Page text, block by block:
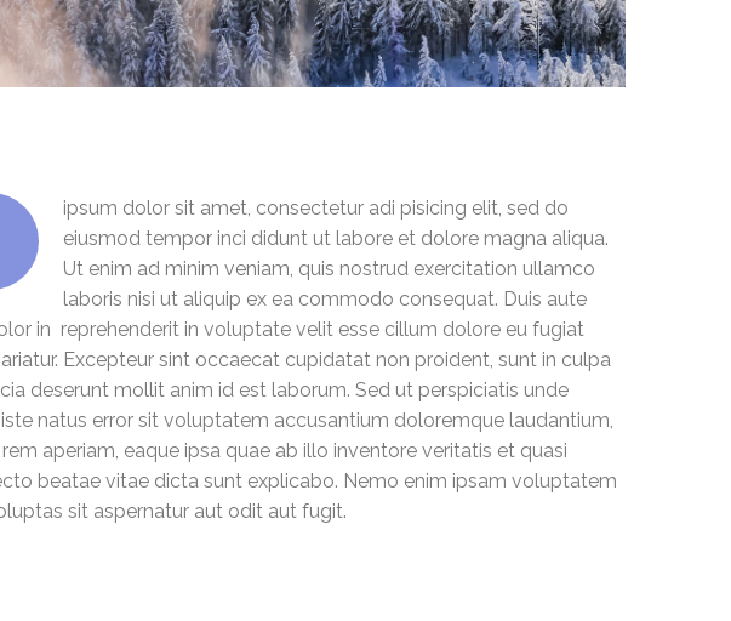
ipsum dolor sit amet, consectetur adi pisicing elit, sed do
eiusmod tempor inci didunt ut labore et dolore magna aliqua.
Ut enim ad minim veniam, quis nostrud exercitation ullamco
laboris nisi ut aliquip ex ea commodo consequat. Duis aute
in reprehenderit in voluptate velit esse cillum dolore eu fugiat
Excepteur sint occaecat cupidatat non proident, sunt in culpa
deserunt mollit anim id est laborum. Sed ut perspiciatis unde
natus error sit voluptatem accusantium doloremque laudantium,
aperiam, eaque ipsa quae ab illo inventore veritatis et quasi
beatae vitae dicta sunt explicabo. Nemo enim ipsam voluptatem
sit aspernatur aut odit aut fugit.